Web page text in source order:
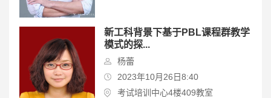
新工科背景下基于PBL课程群教学
模式的探...
杨蕾
2023年10月26日8:40
考试培训中心4楼409教室